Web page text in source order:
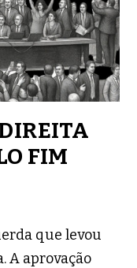
FIM
que levou
A aprovação